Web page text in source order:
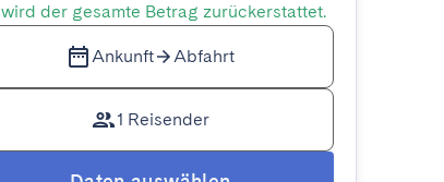
wird der gesamte Betrag zurückerstattet.
Ankunft Abfahrt
1 Reisender